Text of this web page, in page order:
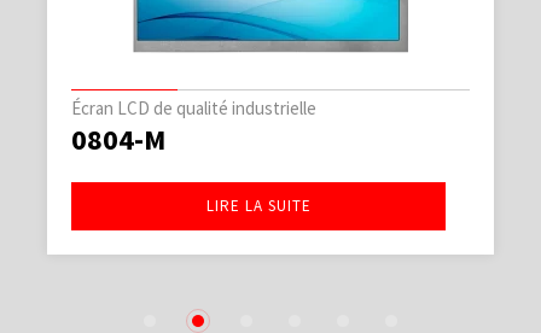
Écran LCD de qualité industrielle
0804-M
LIRE LA SUITE